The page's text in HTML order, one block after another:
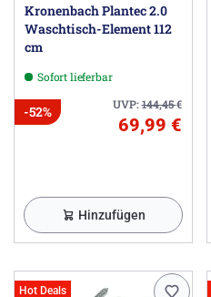
Kronenbach Plantec 2.0
Waschtisch-Element 112
cm
Sofort lieferbar
UVP:144,45€
-52%
69,99 €
Hinzufügen
Hot Deals